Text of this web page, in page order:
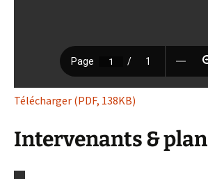
Télécharger (PDF, 138KB)
Intervenants & plan